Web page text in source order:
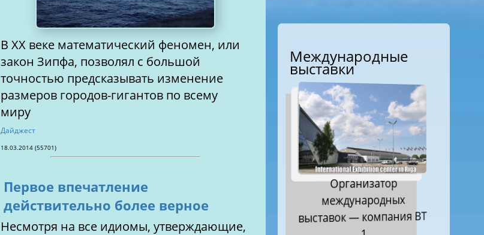
В XX веке математический феномен, или
закон Зипфа, позволял с большой
точностью предсказывать изменение
размеров городов-гигантов по всему
миру
Дайджест
18.03.2014 (55701)
Первое впечатление
действительно более верное
Несмотря на все идиомы, утверждающие,
Международные
выставки
Организатор
международных
выставок — компания ВТ